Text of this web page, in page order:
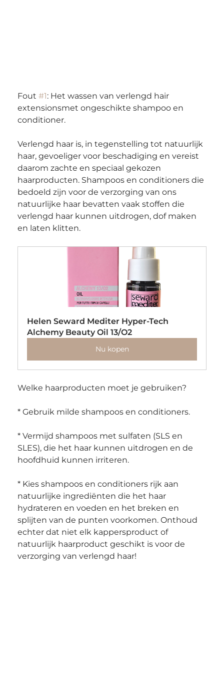
Fout #1: Het wassen van verlengd hair
extensionsmet ongeschikte shampoo en
conditioner.
Verlengd haar is, in tegenstelling tot natuurlijk
haar, gevoeliger voor beschadiging en vereist
daarom zachte en speciaal gekozen
haarproducten. Shampoos en conditioners die
bedoeld zijn voor de verzorging van ons
natuurlijke haar bevatten vaak stoffen die
verlengd haar kunnen uitdrogen, dof maken
en laten klitten.
Helen Seward Mediter Hyper-Tech
Alchemy Beauty Oil 13/O2
Nu kopen
Welke haarproducten moet je gebruiken?
* Gebruik milde shampoos en conditioners.
* Vermijd shampoos met sulfaten (SLS en
SLES), die het haar kunnen uitdrogen en de
hoofdhuid kunnen irriteren.
* Kies shampoos en conditioners rijk aan
natuurlijke ingrediënten die het haar
hydrateren en voeden en het breken en
splijten van de punten voorkomen. Onthoud
echter dat niet elk kappersproduct of
natuurlijk haarproduct geschikt is voor de
verzorging van verlengd haar!